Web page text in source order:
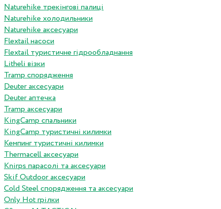
Naturehike трекінгові палиці
Naturehike холодильники
Naturehike аксесуари
Flextail насоси
Flextail туристичне гідрообладнання
Litheli візки
Tramp спорядження
Deuter аксесуари
Deuter аптечка
Tramp аксесуари
KingCamp спальники
KingCamp туристичні килимки
Кемпинг туристичні килимки
Thermacell аксесуари
Knirps парасолі та аксесуари
Skif Outdoor аксесуари
Cold Steel спорядження та аксесуари
Only Hot грілки